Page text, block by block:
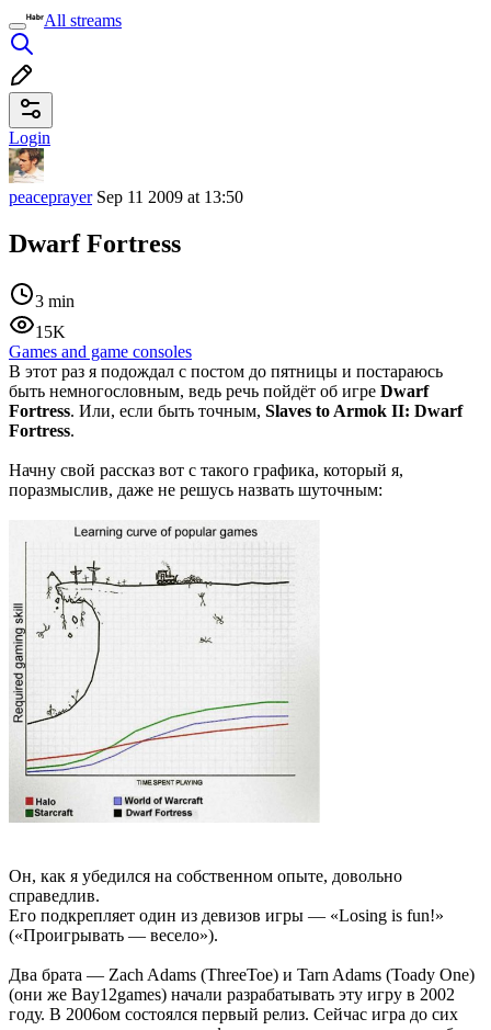
All streams
Login
peaceprayerSep 11 2009 at 13:50
Dwarf Fortress
3 min
15K
Games and game consoles
В этот раз я подождал с постом до пятницы и постараюсь
быть немногословным, ведь речь пойдёт об игре Dwarf
Fortress. Или, если быть точным, Slaves to Armok II: Dwarf
Fortress.
Начну свой рассказ вот с такого графика, который я,
поразмыслив, даже не решусь назвать шуточным:
Он, как я убедился на собственном опыте, довольно
справедлив.
Его подкрепляет один из девизов игры — «Losing is fun!»
(«Проигрывать — весело»).
Два брата — Zach Adams (ThreeToe) и Tarn Adams (Toady One)
(они же Bay12games) начали разрабатывать эту игру в 2002
году. В 2006ом состоялся первый релиз. Сейчас игра до сих